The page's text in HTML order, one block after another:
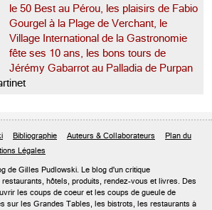
le 50 Best au Pérou, les plaisirs de Fabio
Gourgel à la Plage de Verchant, le
Village International de la Gastronomie
fête ses 10 ans, les bons tours de
Jérémy Gabarrot au Palladia de Purpan
Bibliographie Auteurs & Collaborateurs
Plan du
Légales
de Gilles Pudlowski. Le blog d'un critique
hôtels, produits, rendez-vous et livres. Des
les coups de coeur et les coups de gueule de
sur les Grandes Tables, les bistrots, les restaurants à